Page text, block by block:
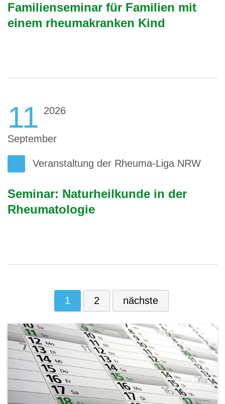
Familienseminar für Familien mit
einem rheumakranken Kind
11 2026
September
Veranstaltung der Rheuma-Liga NRW
Seminar: Naturheilkunde in der
Rheumatologie
1 2 nächste